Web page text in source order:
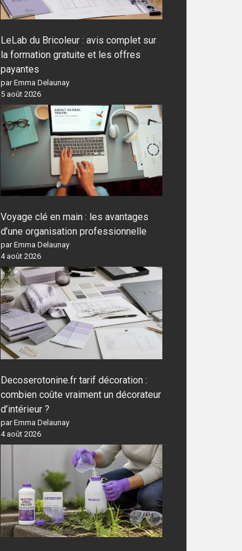
LeLab du Bricoleur : avis complet sur
la formation gratuite et les offres
payantes
par Emma Delaunay
5 août 2026
Voyage clé en main : les avantages
d’une organisation professionnelle
par Emma Delaunay
4 août 2026
Decoserotonine.fr tarif décoration :
combien coûte vraiment un décorateur
d’intérieur ?
par Emma Delaunay
4 août 2026